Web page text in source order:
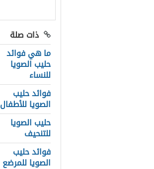
ذات صلة
ما هي فوائد
حليب الصويا
للنساء
فوائد حليب
الصويا للأطفال
حليب الصويا
للتنحيف
فوائد حليب
الصويا للمرضع